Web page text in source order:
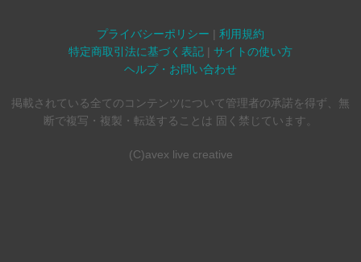
プライバシーポリシー | 利用規約
特定商取引法に基づく表記 | サイトの使い方
ヘルプ・お問い合わせ
掲載されている全てのコンテンツについて管理者の承諾を得ず、無
断で複写・複製・転送することは 固く禁じています。
(C)avex live creative